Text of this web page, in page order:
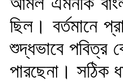
ছিল। বর্তমানে
শুদ্ধভাবে পবিত্র
পারছেনা। সঠিক